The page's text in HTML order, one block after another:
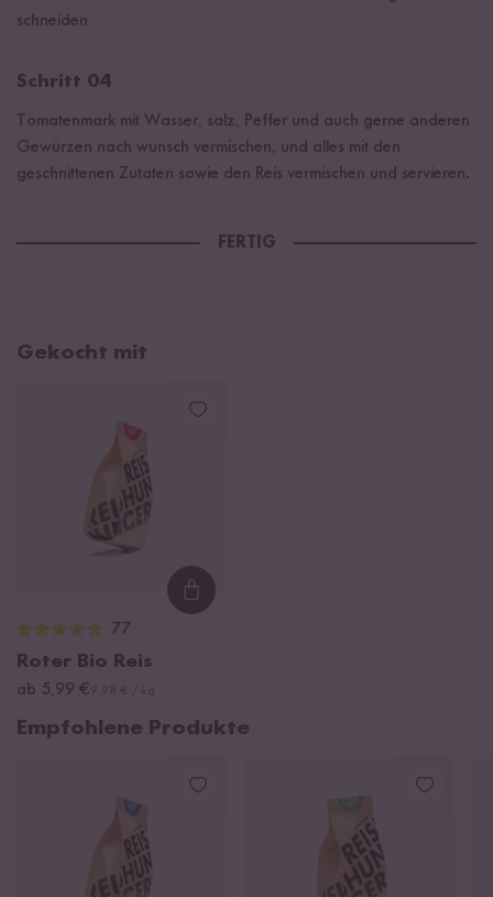
schneiden
Schritt 04
Tomatenmark mit Wasser, salz, Peffer und auch gerne anderen
Gewürzen nach wunsch vermischen, und alles mit den
geschnittenen Zutaten sowie den Reis vermischen und servieren.
FERTIG
Gekocht mit
Loading...
77
Roter Bio Reis
ab 5,99 €
Empfohlene Produkte